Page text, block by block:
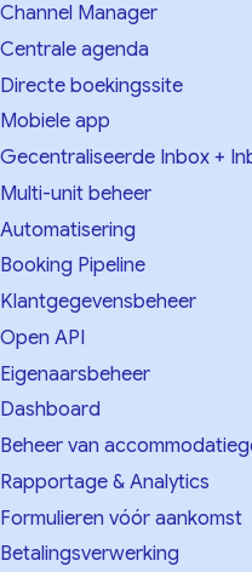
Channel Manager
Centrale agenda
Directe boekingssite
Mobiele app
Gecentraliseerde Inbox +
Multi-unit beheer
Automatisering
Booking Pipeline
Klantgegevensbeheer
Open API
Eigenaarsbeheer
Dashboard
Beheer van
Rapportage & Analytics
Formulieren vóór aankomst
Betalingsverwerking